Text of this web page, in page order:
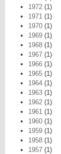
1972 (1)
1971 (1)
1970 (1)
1969 (1)
1968 (1)
1967 (1)
1966 (1)
1965 (1)
1964 (1)
1963 (1)
1962 (1)
1961 (1)
1960 (1)
1959 (1)
1958 (1)
1957 (1)